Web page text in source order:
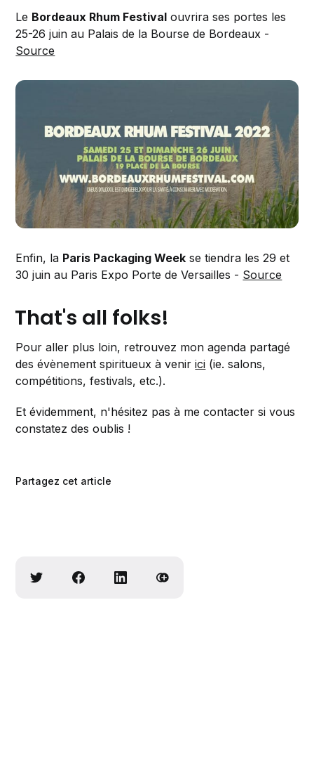
Le Bordeaux Rhum Festival ouvrira ses portes les
25-26 juin au Palais de la Bourse de Bordeaux -
Source
Enfin, la Paris Packaging Week se tiendra les 29 et
30 juin au Paris Expo Porte de Versailles - Source
That's all folks!
Pour aller plus loin, retrouvez mon agenda partagé
des évènement spiritueux à venirici (ie. salons,
compétitions, festivals, etc.).
Et évidemment, n'hésitez pas à me contacter si vous
constatez des oublis !
Partagez cet article